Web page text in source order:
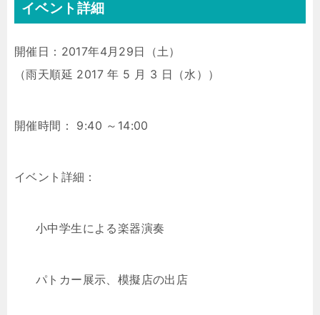
イベント詳細
開催日：2017年4月29日（土）
（雨天順延 2017 年 5 月 3 日（水））
開催時間： 9:40 ～14:00
イベント詳細：
小中学生による楽器演奏
パトカー展示、模擬店の出店